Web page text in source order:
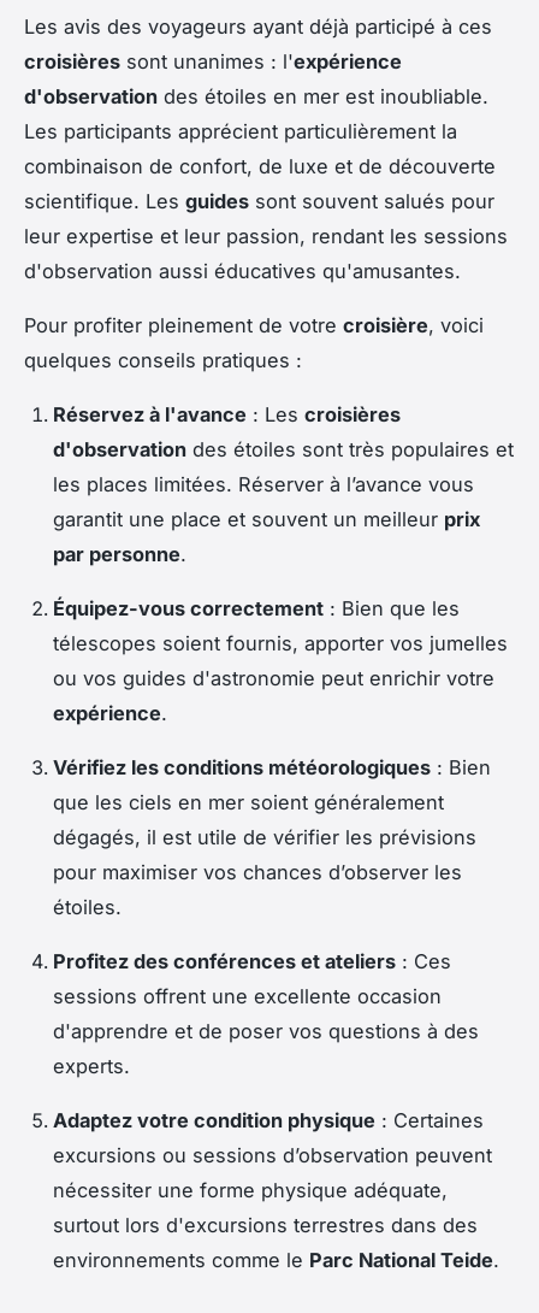
Les avis des voyageurs ayant déjà participé à ces
croisières sont unanimes : l'expérience
d'observation des étoiles en mer est inoubliable.
Les participants apprécient particulièrement la
combinaison de confort, de luxe et de découverte
scientifique. Les guides sont souvent salués pour
leur expertise et leur passion, rendant les sessions
d'observation aussi éducatives qu'amusantes.
Pour profiter pleinement de votre croisière, voici
quelques conseils pratiques :
Réservez à l'avance : Les croisières
d'observation des étoiles sont très populaires et
les places limitées. Réserver à l’avance vous
garantit une place et souvent un meilleur prix
par personne.
Équipez-vous correctement : Bien que les
télescopes soient fournis, apporter vos jumelles
ou vos guides d'astronomie peut enrichir votre
expérience.
Vérifiez les conditions météorologiques : Bien
que les ciels en mer soient généralement
dégagés, il est utile de vérifier les prévisions
pour maximiser vos chances d’observer les
étoiles.
Profitez des conférences et ateliers : Ces
sessions offrent une excellente occasion
d'apprendre et de poser vos questions à des
experts.
Adaptez votre condition physique : Certaines
excursions ou sessions d’observation peuvent
nécessiter une forme physique adéquate,
surtout lors d'excursions terrestres dans des
environnements comme le Parc National Teide.